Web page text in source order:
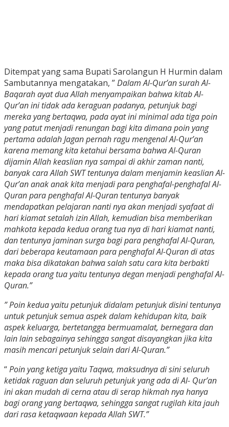
Ditempat yang sama Bupati Sarolangun H Hurmin dalam
Sambutannya mengatakan, ”Dalam Al-Qur’an surah Al-
Baqarah ayat dua Allah menyampaikan bahwa kitab Al-
Qur’an ini tidak ada keraguan padanya, petunjuk bagi
mereka yang bertaqwa, pada ayat ini minimal ada tiga poin
yang patut menjadi renungan bagi kita dimana poin yang
pertama adalah Jagan pernah ragu mengenal Al-Qur’an
karena memang kita ketahui bersama bahwa Al-Quran
dijamin Allah keaslian nya sampai di akhir zaman nanti,
banyak cara Allah SWT tentunya dalam menjamin keaslian Al-
Qur’an anak anak kita menjadi para penghafal-penghafal Al-
Quran para penghafal Al-Quran tentunya banyak
mendapatkan pelajaran nanti nya akan menjadi syafaat di
hari kiamat setalah izin Allah, kemudian bisa memberikan
mahkota kepada kedua orang tua nya di hari kiamat nanti,
dan tentunya jaminan surga bagi para penghafal Al-Quran,
dari beberapa keutamaan para penghafal Al-Quran di atas
maka bisa dikatakan bahwa salah satu cara kita berbakti
kepada orang tua yaitu tentunya degan menjadi penghafal Al-
Quran.”
” Poin kedua yaitu petunjuk didalam petunjuk disini tentunya
untuk petunjuk semua aspek dalam kehidupan kita, baik
aspek keluarga, bertetangga bermuamalat, bernegara dan
lain lain sebagainya sehingga sangat disayangkan jika kita
masih mencari petunjuk selain dari Al-Quran.”
“Poin yang ketiga yaitu Taqwa, maksudnya di sini seluruh
ketidak raguan dan seluruh petunjuk yang ada di Al- Qur’an
ini akan mudah di cerna atau di serap hikmah nya hanya
bagi orang yang bertaqwa, sehingga sangat rugilah kita jauh
dari rasa ketaqwaan kepada Allah SWT.”